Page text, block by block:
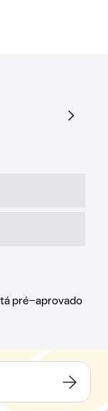
pré-aprovado